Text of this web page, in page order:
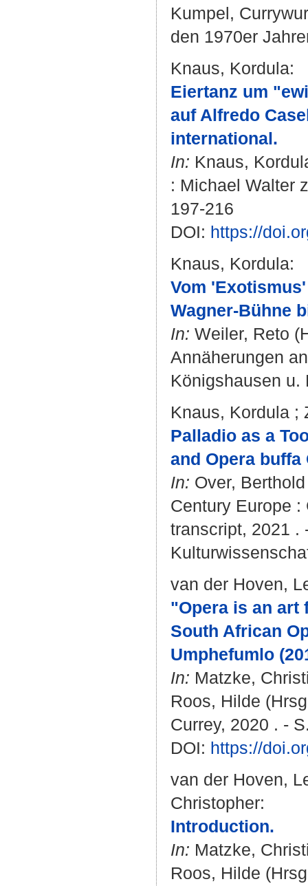
Kumpel,
den 1970er
Knaus, Kordula:
Eiertanz um
auf Alfredo
international.
In: Knaus,
: Michael Walter
197-216
DOI: https://
Knaus, Kordula:
Vom
Wagner-Bühne
In: Weiler, Reto
Annäherungen
Königshausen u.
Knaus, Kordula ;
Palladio as a
and Opera buffa
In: Over, Berthold
Century Europe
transcript, 2021 .
van der Hoven,
"Opera is an art
South African
Umphefumlo
In: Matzke,
Roos, Hilde
Currey, 2020 . -
DOI: https://
van der Hoven,
Christopher:
Introduction.
In: Matzke,
Roos, Hilde